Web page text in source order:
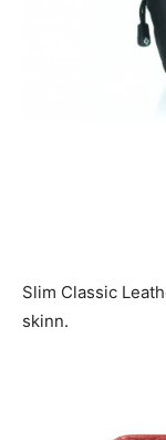
Slim Classic
skinn.